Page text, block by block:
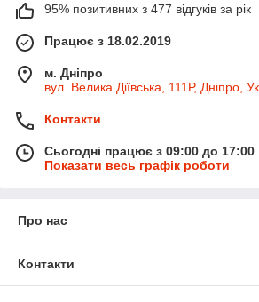
95% позитивних з 477 відгуків за рік
Працює з 18.02.2019
м. Дніпро
вул. Велика Діївська, 111Р, Дніпро,
Контакти
Сьогодні працює з 09:00 до 17:00
Показати весь графік роботи
Про нас
Контакти